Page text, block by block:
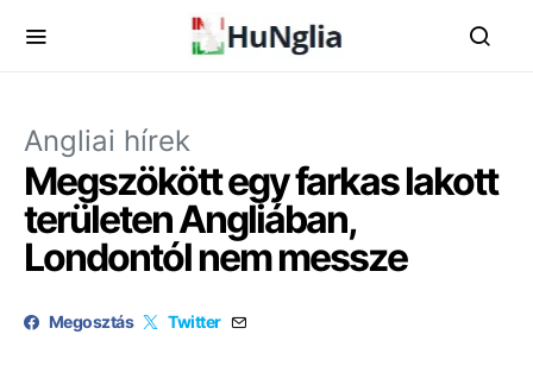
Angliai hírek
Megszökött egy farkas lakott
területen Angliában,
Londontól nem messze
Megosztás Twitter